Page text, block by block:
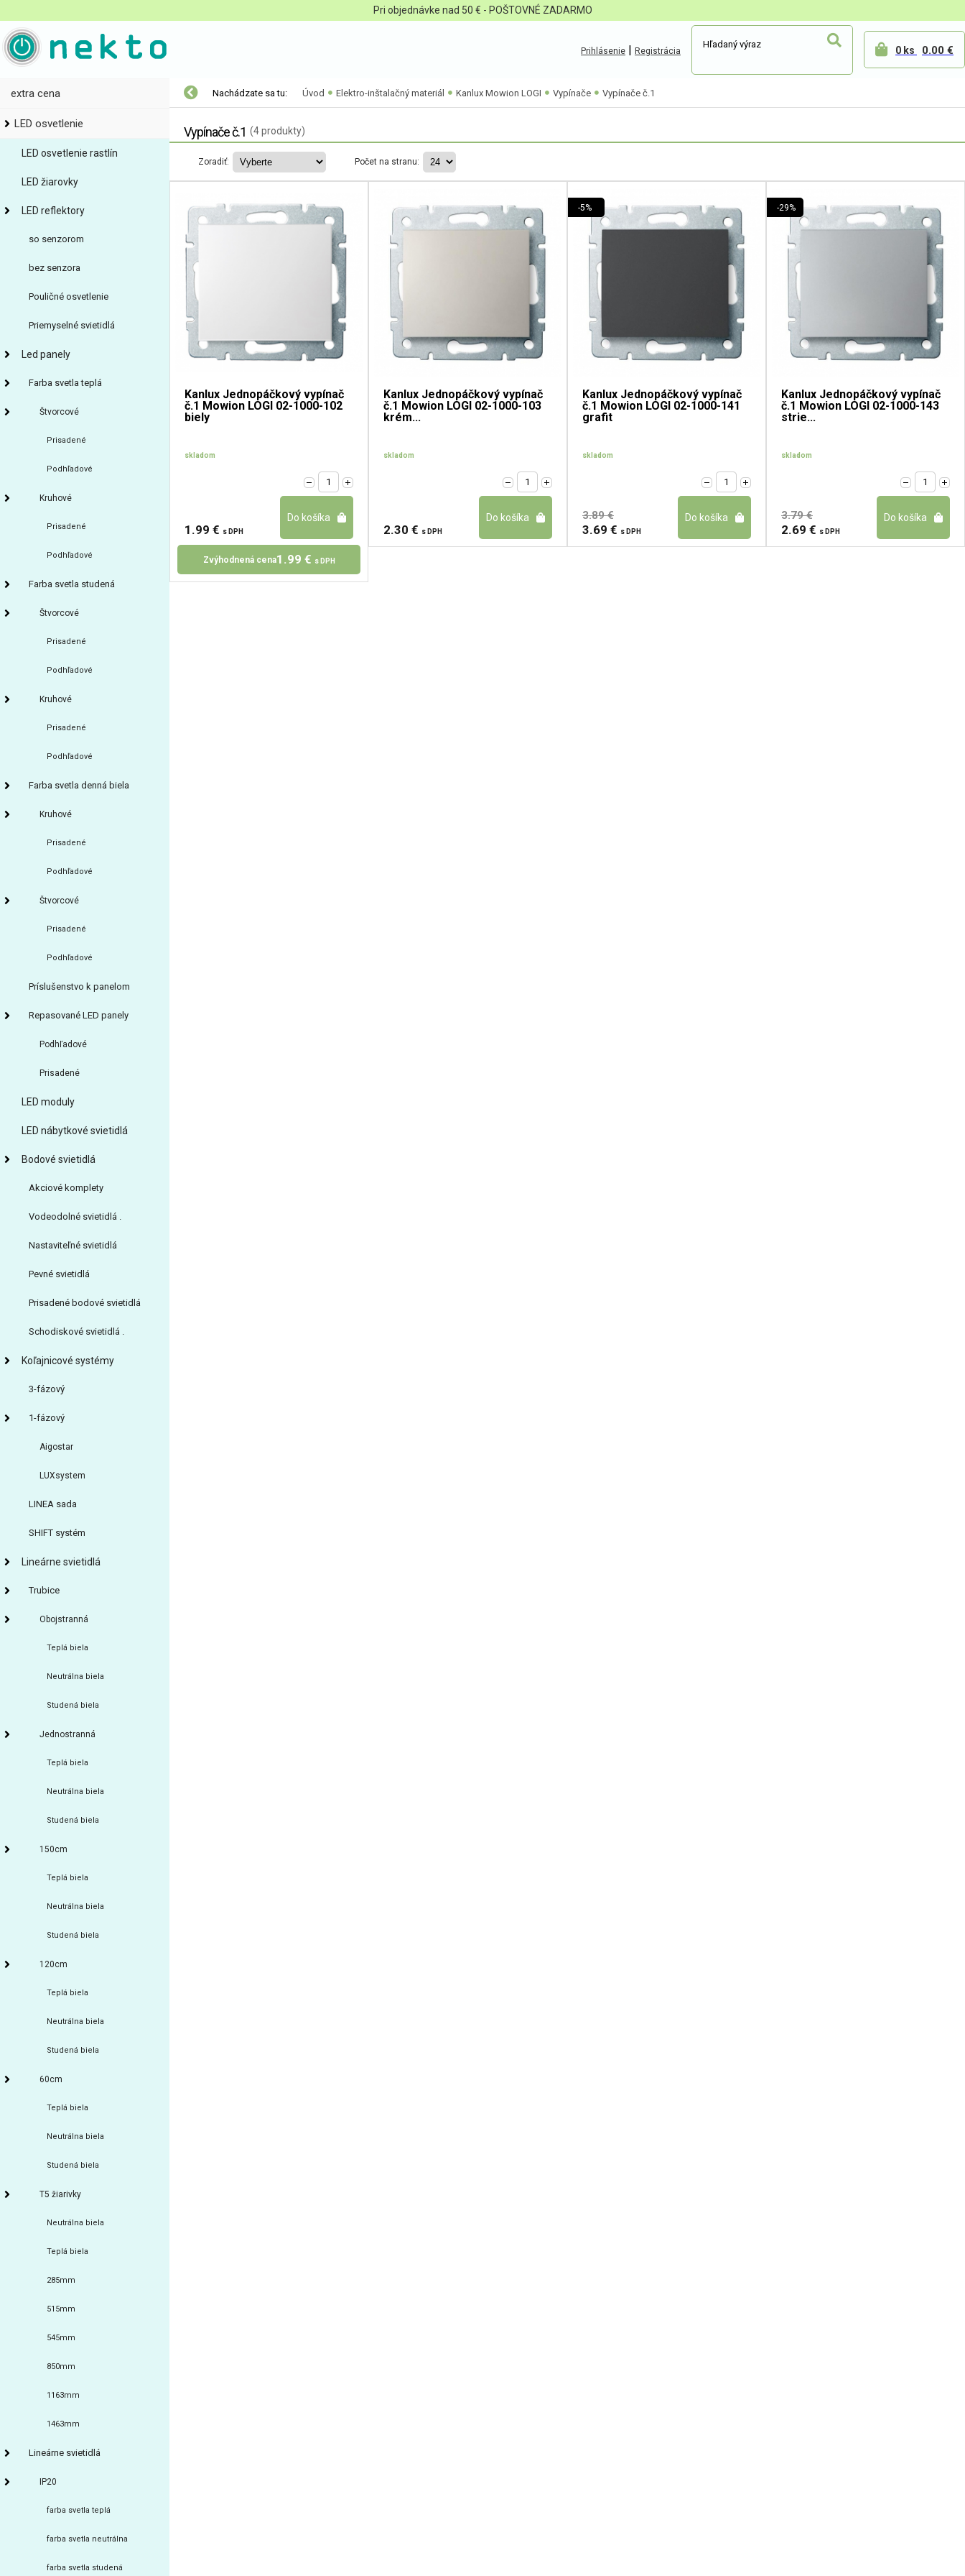
Pri objednávke nad 50 € - POŠTOVNÉ ZADARMO
Prihlásenie | Registrácia 0 ks 0.00 €
extra cena
LED osvetlenie
LED osvetlenie rastlín
LED žiarovky
LED reflektory
so senzorom
bez senzora
Pouličné osvetlenie
Priemyselné svietidlá
Led panely
Farba svetla teplá
Štvorcové
Prisadené
Podhľadové
Kruhové
Prisadené
Podhľadové
Farba svetla studená
Štvorcové
Prisadené
Podhľadové
Kruhové
Prisadené
Podhľadové
Farba svetla denná biela
Kruhové
Prisadené
Podhľadové
Štvorcové
Prisadené
Podhľadové
Príslušenstvo k panelom
Repasované LED panely
Podhľadové
Prisadené
LED moduly
LED nábytkové svietidlá
Bodové svietidlá
Akciové komplety
Vodeodolné svietidlá .
Nastaviteľné svietidlá
Pevné svietidlá
Prisadené bodové svietidlá
Schodiskové svietidlá .
Koľajnicové systémy
3-fázový
1-fázový
Aigostar
LUXsystem
LINEA sada
SHIFT systém
Lineárne svietidlá
Trubice
Obojstranná
Teplá biela
Neutrálna biela
Studená biela
Jednostranná
Teplá biela
Neutrálna biela
Studená biela
150cm
Teplá biela
Neutrálna biela
Studená biela
120cm
Teplá biela
Neutrálna biela
Studená biela
60cm
Teplá biela
Neutrálna biela
Studená biela
T5 žiarivky
Neutrálna biela
Teplá biela
285mm
515mm
545mm
850mm
1163mm
1463mm
Lineárne svietidlá
IP20
farba svetla teplá
farba svetla neutrálna
farba svetla studená
Nachádzate sa tu: Úvod Elektro-inštalačný materiál Kanlux Mowion LOGI Vypínače Vypínače č.1
Vypínače č.1 (4 produkty)
Zoradiť: Počet na stranu:
Kanlux Jednopáčkový vypínač
č.1 Mowion LOGI 02-1000-102
biely
skladom
1.99 € s DPH
Zvýhodnená cena1.99 € s DPH
Kanlux Jednopáčkový vypínač
č.1 Mowion LOGI 02-1000-103
krém...
skladom
2.30 € s DPH
-5%
Kanlux Jednopáčkový vypínač
č.1 Mowion LOGI 02-1000-141
grafit
skladom
3.89 €
3.69 € s DPH
-29%
Kanlux Jednopáčkový vypínač
č.1 Mowion LOGI 02-1000-143
strie...
skladom
3.79 €
2.69 € s DPH